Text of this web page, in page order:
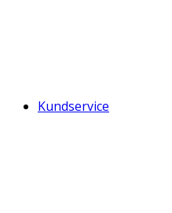
Kundservice